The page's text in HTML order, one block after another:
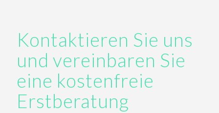
Kontaktieren Sie uns
und vereinbaren Sie
eine kostenfreie
Erstberatung